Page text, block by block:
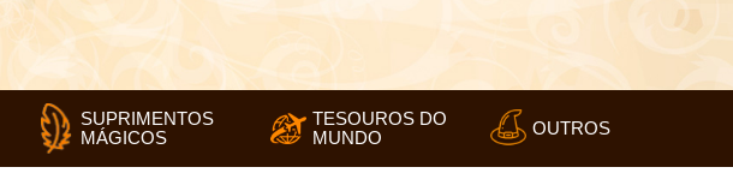
SUPRIMENTOS
MÁGICOS
TESOUROS DO
MUNDO
OUTROS